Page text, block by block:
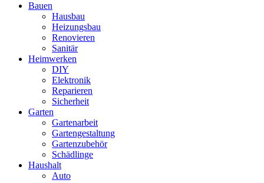
Bauen
Hausbau
Heizungsbau
Renovieren
Sanitär
Heimwerken
DIY
Elektronik
Reparieren
Sicherheit
Garten
Gartenarbeit
Gartengestaltung
Gartenzubehör
Schädlinge
Haushalt
Auto